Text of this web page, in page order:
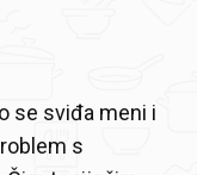
se sviđa meni i
s